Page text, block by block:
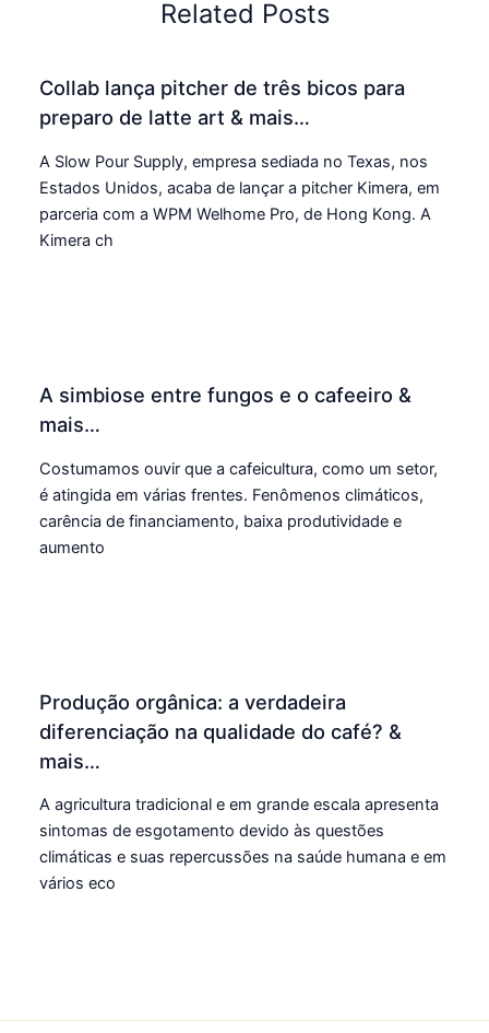
Related Posts
Collab lança pitcher de três bicos para
preparo de latte art & mais…
A Slow Pour Supply, empresa sediada no Texas, nos
Estados Unidos, acaba de lançar a pitcher Kimera, em
parceria com a WPM Welhome Pro, de Hong Kong. A
Kimera ch
A simbiose entre fungos e o cafeeiro &
mais…
Costumamos ouvir que a cafeicultura, como um setor,
é atingida em várias frentes. Fenômenos climáticos,
carência de financiamento, baixa produtividade e
aumento
Produção orgânica: a verdadeira
diferenciação na qualidade do café? &
mais…
A agricultura tradicional e em grande escala apresenta
sintomas de esgotamento devido às questões
climáticas e suas repercussões na saúde humana e em
vários eco